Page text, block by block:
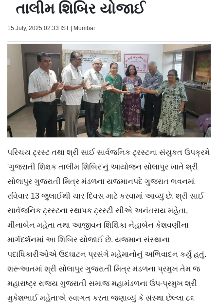
તાલીમ શિબિર યોજાઈ
15 July, 2025 02:33 IST | Mumbai
પરિચય ટ્રસ્ટ તથા શ્રી સાઈ સાર્વજનિક ટ્રસ્ટના સંયુકત ઉપક્રમે
'ગુજરાતી શિક્ષક તાલીમ શિબિર'નું આયોજન સોલાપુર ખાતે શ્રી
સોલાપુર ગુજરાતી મિત્ર મંડળના યજમાનપદે ગુજરાત ભવનમાં
રવિવાર 13 જુલાઈથી ચાર દિવસ માટે કરવામાં આવ્યું છે. શ્રી સાઈ
સાર્વજનિક ટ્રસ્ટના સ્થાપક ટ્રસ્ટી સીએ અનંતરાય મહેતા,
મીનાબેન મહેતા તથા આજીવન શિક્ષિકા નેહાબેન કેશવણીના
માર્ગદર્શનમાં આ શિબિર યોજાઈ છે. યજમાન સંસ્થાના
પદાધિકારીઓએ ઉદઘાટન પ્રસંગે મહેમાનોનું અભિવાદન કર્યું હતું.
શરૂઆતમાં શ્રી સોલાપુર ગુજરાતી મિત્ર મંડળના પ્રમુખ તેમ જ
મહારાષ્ટ્ર રાજ્ય ગુજરાતી સમાજ મહામંડળના ઉપ-પ્રમુખ શ્રી
મુકેશભાઈ મહેતાએ સ્વાગત કરતા જણાવ્યું કે સંસ્થા છેલ્લા ૮૬